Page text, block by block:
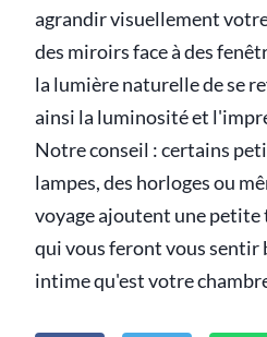
agrandir visuellement
des miroirs face à des
la lumière naturelle de se
ainsi la luminosité et
Notre conseil : certains
lampes, des horloges ou
voyage ajoutent une petite
qui vous feront vous sentir
intime qu'est votre